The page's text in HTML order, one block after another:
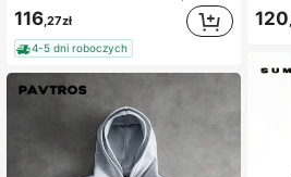
116 ,27zł
4-5 dni roboczych
120